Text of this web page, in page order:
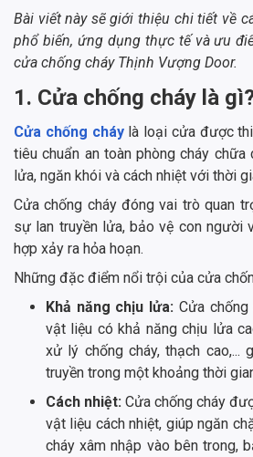
Bài viết này sẽ giới thiệu chi tiết về
phổ biến, ứng dụng thực tế và ưu
cửa chống cháy Thịnh Vượng Door.
1. Cửa chống cháy là
Cửa chống cháylà loại cửa được
tiêu chuẩn an toàn phòng cháy chữa
lửa, ngăn khói và cách nhiệt với thời
Cửa chống cháy đóng vai trò quan
sự lan truyền lửa, bảo vệ con người
hợp xảy ra hỏa hoạn.
Những đặc điểm nổi trội của cửa
Khả năng chịu lửa: Cửa
vật liệu có khả năng chịu lửa
xử lý chống cháy, thạch cao,...
truyền trong một khoảng thời
Cách nhiệt: Cửa chống cháy
vật liệu cách nhiệt, giúp ngăn
cháy xâm nhập vào bên trong,